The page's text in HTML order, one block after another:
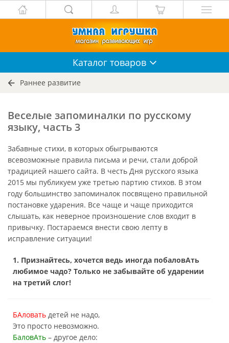
Каталог товаров
Раннее развитие
Веселые запоминалки по русскому
языку, часть 3
Забавные стихи, в которых обыгрываются
всевозможные правила письма и речи, стали доброй
традицией нашего сайта. В честь Дня русского языка
2015 мы публикуем уже третью партию стихов. В этом
году большинство запоминалок посвящено правильной
постановке ударения. Все чаще и чаще приходится
слышать, как неверное произношение слов входит в
привычку. Постараемся внести свою лепту в
исправление ситуации!
1. Признайтесь, хочется ведь иногда побаловАть
любимое чадо? Только не забывайте об ударении
на третий слог!
БАловать детей не надо,
Это просто невозможно.
БаловАть – другое дело: